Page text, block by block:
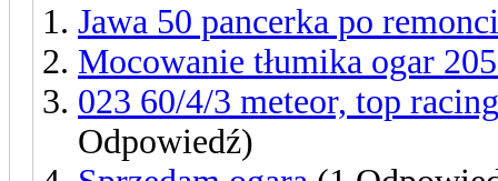
Jawa 50 pancerka po
Mocowanie tłumika ogar
023 60/4/3 meteor, top
Odpowiedź)